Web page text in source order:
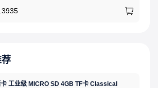
工业级 MICRO SD 4GB TF卡 Classical